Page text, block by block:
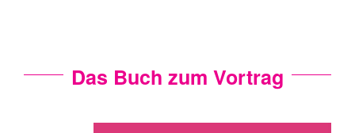
Das Buch zum Vortrag